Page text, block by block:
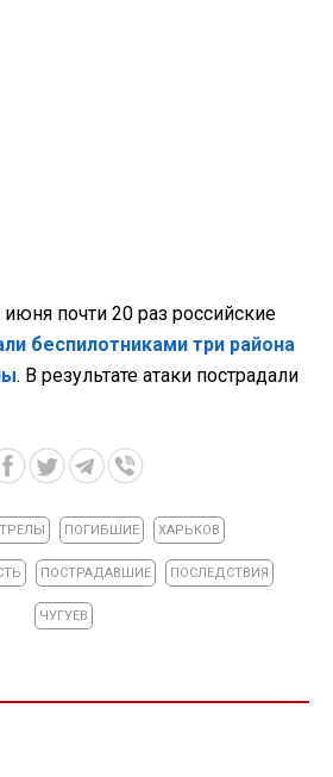
почти 20 раз российские
беспилотниками три района
. В результате атаки пострадали
ПОГИБШИЕ ХАРЬКОВ
ПОСТРАДАВШИЕ ПОСЛЕДСТВИЯ
ЧУГУЕВ